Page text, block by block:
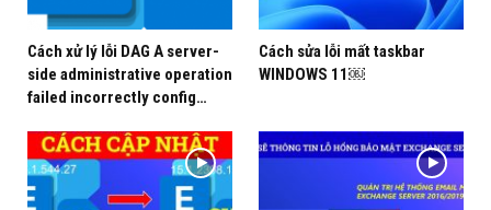
Cách xử lý lỗi DAG A server-
side administrative operation
failed incorrectly config…
Cách sửa lỗi mất taskbar
WINDOWS 11￼